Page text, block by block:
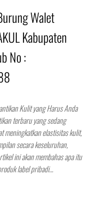
Walet
Kabupaten
No :
Kulit yang Harus Anda
terbaru yang sedang
meningkatkan elastisitas kulit,
secara keseluruhan,
ini akan membahas apa itu
label pribadi…